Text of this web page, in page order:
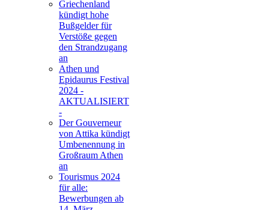
Griechenland
kündigt hohe
Bußgelder für
Verstöße gegen
den Strandzugang
an
Athen und
Epidaurus Festival
2024 -
AKTUALISIERT
-
Der Gouverneur
von Attika kündigt
Umbenennung in
Großraum Athen
an
Tourismus 2024
für alle:
Bewerbungen ab